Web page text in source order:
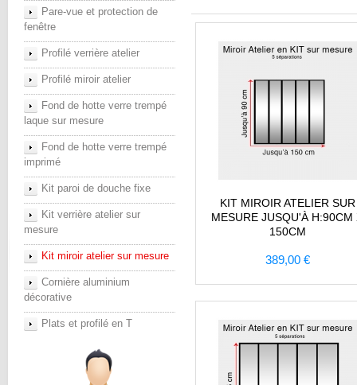
Pare-vue et protection de
fenêtre
Profilé verrière atelier
Profilé miroir atelier
Fond de hotte verre trempé
laque sur mesure
Fond de hotte verre trempé
imprimé
Kit paroi de douche fixe
Kit verrière atelier sur
mesure
Kit miroir atelier sur mesure
Cornière aluminium
décorative
Plats et profilé en T
KIT MIROIR ATELIER SUR
MESURE JUSQU'À H:90CM
150CM
389,00 €